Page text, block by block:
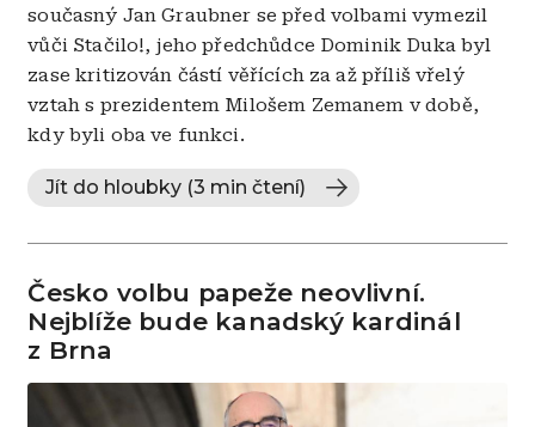
současný Jan Graubner se před volbami vymezil
vůči Stačilo!, jeho předchůdce Dominik Duka byl
zase kritizován částí věřících za až příliš vřelý
vztah s prezidentem Milošem Zemanem v době,
kdy byli oba ve funkci.
Jít do hloubky (3 min čtení)
Česko volbu papeže neovlivní.
Nejblíže bude kanadský kardinál
z Brna